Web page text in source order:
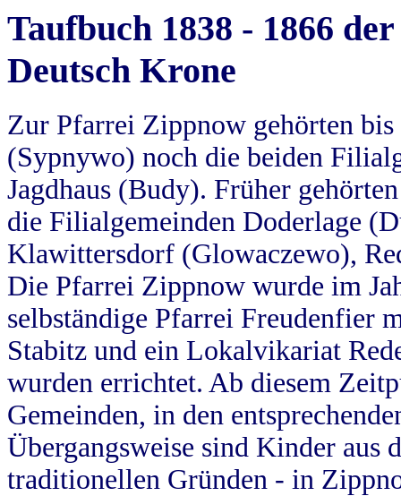
Taufbuch 1838 - 1866
Deutsch Krone
Zur Pfarrei Zippnow gehörten
(Sypnywo) noch die beiden
Jagdhaus (Budy). Früher
die Filialgemeinden Doderlage
Klawittersdorf (Glowaczewo),
Die Pfarrei Zippnow wurde im
selbständige Pfarrei Freudenfier
Stabitz und ein Lokalvikariat
wurden errichtet. Ab diesem
Gemeinden, in den
Übergangsweise sind Kinder aus
traditionellen Gründen - in